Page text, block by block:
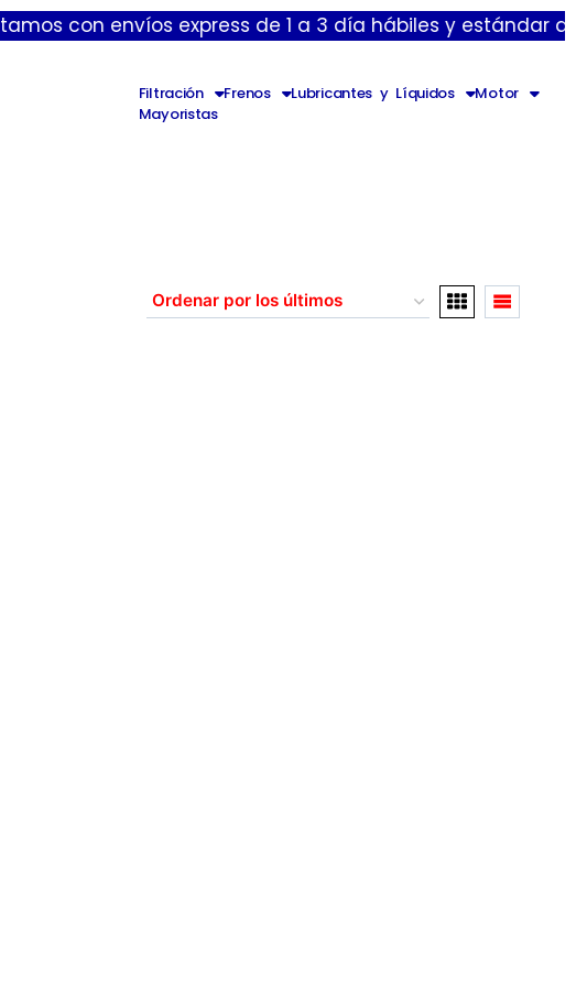
con envíos express de 1 a 3 día hábiles y estándar de 5
Filtración Frenos Lubricantes y Líquidos
Motor
Mayoristas